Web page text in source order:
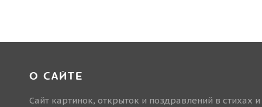
О САЙТЕ
Сайт картинок, открыток и поздравлений в стихах и